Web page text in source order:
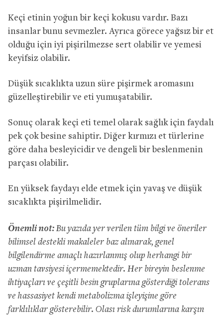
Keçi etinin yoğun bir keçi kokusu vardır. Bazı
insanlar bunu sevmezler. Ayrıca görece yağsız bir et
olduğu için iyi pişirilmezse sert olabilir ve yemesi
keyifsiz olabilir.
Düşük sıcaklıkta uzun süre pişirmek aromasını
güzelleştirebilir ve eti yumuşatabilir.
Sonuç olarak keçi eti temel olarak sağlık için faydalı
pek çok besine sahiptir. Diğer kırmızı et türlerine
göre daha besleyicidir ve dengeli bir beslenmenin
parçası olabilir.
En yüksek faydayı elde etmek için yavaş ve düşük
sıcaklıkta pişirilmelidir.
Önemli not: Bu yazıda yer verilen tüm bilgi ve öneriler
bilimsel destekli makaleler baz alınarak, genel
bilgilendirme amaçlı hazırlanmış olup herhangi bir
uzman tavsiyesi içermemektedir. Her bireyin beslenme
ihtiyaçları ve çeşitli besin gruplarına gösterdiği tolerans
ve hassasiyet kendi metabolizma işleyişine göre
farklılıklar gösterebilir. Olası risk durumlarına karşın